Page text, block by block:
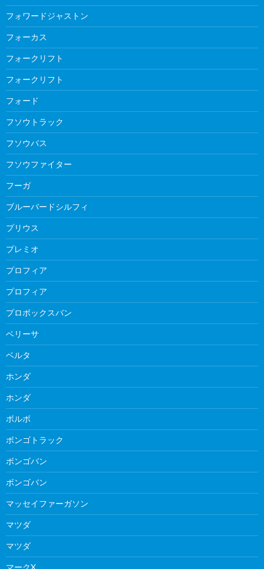
フォワードジャストン
フォーカス
フォークリフト
フォークリフト
フォード
フソウトラック
フソウバス
フソウファイター
フーガ
ブルーバードシルフィ
プリウス
プレミオ
プロフィア
プロフィア
プロボックスバン
ベリーサ
ベルタ
ホンダ
ホンダ
ボルボ
ボンゴトラック
ボンゴバン
ボンゴバン
マッセイファーガソン
マツダ
マツダ
マークX